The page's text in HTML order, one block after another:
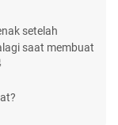
setelah
saat membuat